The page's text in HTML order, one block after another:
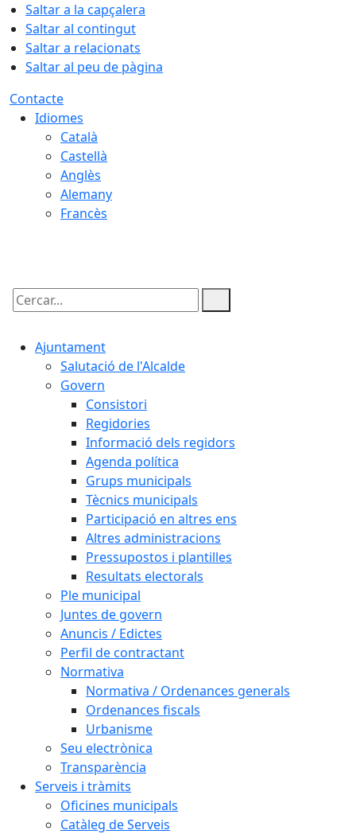
Saltar a la capçalera
Saltar al contingut
Saltar a relacionats
Saltar al peu de pàgina
Contacte
Idiomes
Català
Castellà
Anglès
Alemany
Francès
Cercar:
Ajuntament
Salutació de l'Alcalde
Govern
Consistori
Regidories
Informació dels regidors
Agenda política
Grups municipals
Tècnics municipals
Participació en altres ens
Altres administracions
Pressupostos i plantilles
Resultats electorals
Ple municipal
Juntes de govern
Anuncis / Edictes
Perfil de contractant
Normativa
Normativa / Ordenances generals
Ordenances fiscals
Urbanisme
Seu electrònica
Transparència
Serveis i tràmits
Oficines municipals
Catàleg de Serveis